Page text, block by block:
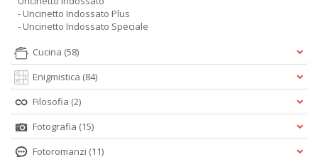
- Uncinetto Indossato Plus
- Uncinetto Indossato Speciale
Cucina (58)
Enigmistica (84)
Filosofia (2)
Fotografia (15)
Fotoromanzi (11)